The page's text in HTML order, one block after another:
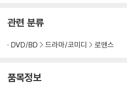
어 지금도 많은 작품들에서 인용 또는 표
타기 위해서 게이블의 수법이 실패하자 치
를 세우는 콜베르. 모텔 방에서 두 사람 사
무비(Road Movie)'의 양식을 최초로 완
관련 분류
DVD/BD 드라마/코미디 로맨스
품목정보